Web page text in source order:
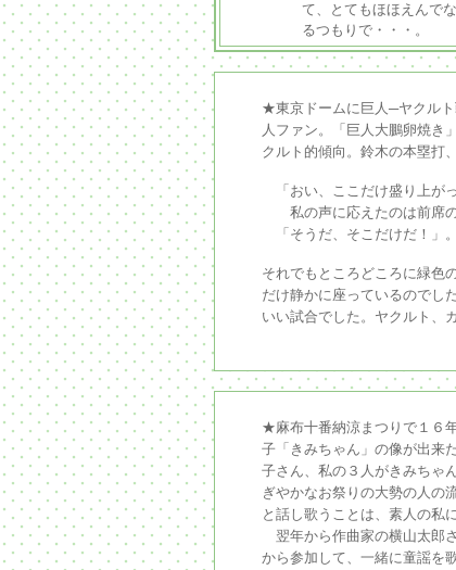
て、とてもほほえんで
るつもりで・・・。
★東京ドームに巨人─ヤクルト
人ファン。「巨人大鵬卵焼き
クルト的傾向。鈴木の本塁打
「おい、ここだけ盛り上が
私の声に応えたのは前席の
「そうだ、そこだけだ！」。
それでもところどころに緑色
だけ静かに座っているのでし
いい試合でした。ヤクルト、
★麻布十番納涼まつりで１６
子「きみちゃん」の像が出来
子さん、私の３人がきみちゃ
ぎやかなお祭りの大勢の人の
と話し歌うことは、素人の私
翌年から作曲家の横山太郎
から参加して、一緒に童謡を